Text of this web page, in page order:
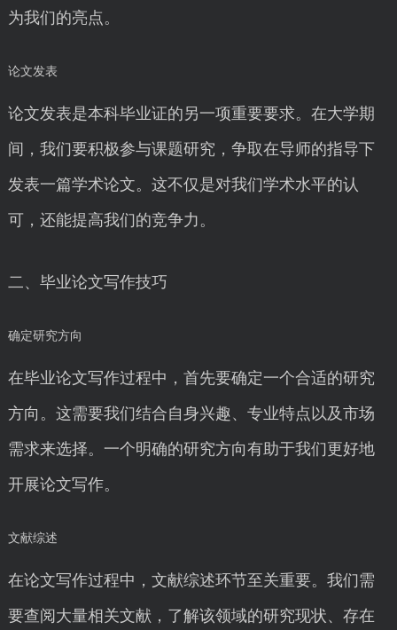
为我们的亮点。
论文发表
论文发表是本科毕业证的另一项重要要求。在大学期
间，我们要积极参与课题研究，争取在导师的指导下
发表一篇学术论文。这不仅是对我们学术水平的认
可，还能提高我们的竞争力。
二、毕业论文写作技巧
确定研究方向
在毕业论文写作过程中，首先要确定一个合适的研究
方向。这需要我们结合自身兴趣、专业特点以及市场
需求来选择。一个明确的研究方向有助于我们更好地
开展论文写作。
文献综述
在论文写作过程中，文献综述环节至关重要。我们需
要查阅大量相关文献，了解该领域的研究现状、存在